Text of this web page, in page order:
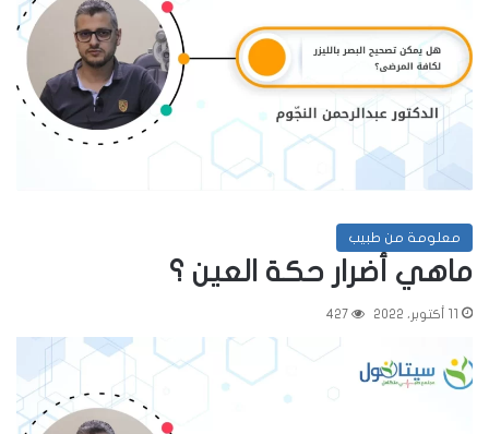
معلومة من طبيب
ماهي أضرار حكة العين ؟
11 أكتوبر، 2022 427